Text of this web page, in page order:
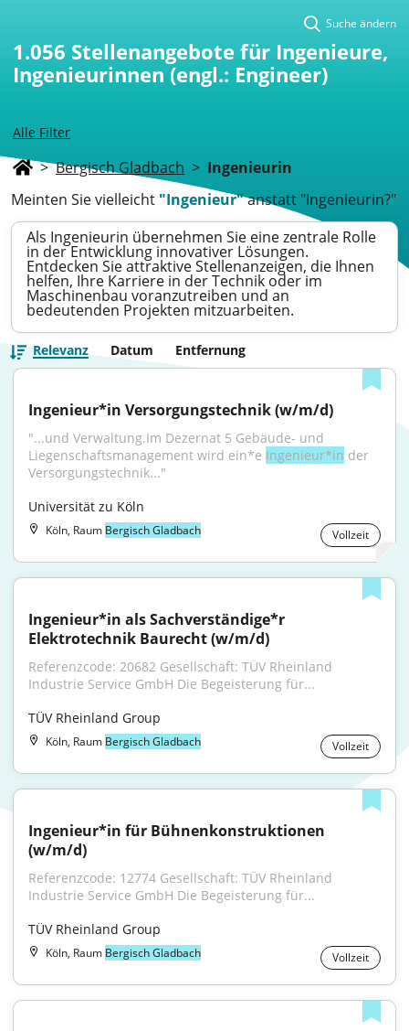
Alle Filter
Suche ändern
1.056 Stellenangebote für Ingenieure,
Ingenieurinnen (engl.: Engineer)
> Bergisch Gladbach > Ingenieurin
Meinten Sie vielleicht "Ingenieur"anstatt "Ingenieurin?"
Als Ingenieurin übernehmen Sie eine zentrale Rolle
in der Entwicklung innovativer Lösungen.
Entdecken Sie attraktive Stellenanzeigen, die Ihnen
helfen, Ihre Karriere in der Technik oder im
Maschinenbau voranzutreiben und an
bedeutenden Projekten mitzuarbeiten.
Relevanz Datum Entfernung
Ingenieur*in Versorgungstechnik (w/m/d)
"...und Verwaltung.Im Dezernat 5 Gebäude- und
Liegenschaftsmanagement wird ein*e Ingenieur*in der
Versorgungstechnik..."
Universität zu Köln
Köln, Raum Bergisch Gladbach Vollzeit
Ingenieur*in als Sachverständige*r
Elektrotechnik Baurecht (w/m/d)
Referenzcode: 20682 Gesellschaft: TÜV Rheinland
Industrie Service GmbH Die Begeisterung für...
TÜV Rheinland Group
Köln, Raum Bergisch Gladbach Vollzeit
Ingenieur*in für Bühnenkonstruktionen
(w/m/d)
Referenzcode: 12774 Gesellschaft: TÜV Rheinland
Industrie Service GmbH Die Begeisterung für...
TÜV Rheinland Group
Köln, Raum Bergisch Gladbach Vollzeit